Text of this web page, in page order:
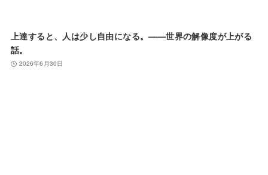
上達すると、人は少し自由になる。——世界の解像度が上がる
話。
2026年6月30日